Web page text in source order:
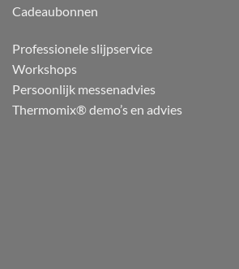
Cadeaubonnen
Professionele slijpservice
Workshops
Persoonlijk messenadvies
Thermomix® demo’s en advies